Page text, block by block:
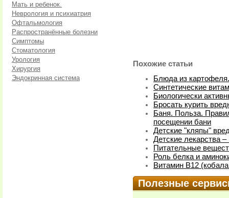
Мать и ребенок.
Неврология и психиатрия
Офтальмология
Распространённые болезни
Симптомы
Стоматология
Урология
Хирургия
Эндокринная система
Похожие статьи
Блюда из
Синтетические
Биологически
Бросать курить
Баня. Польза.
посещении бани
Детские "кляпы"
Детские лекарства
Питательные
Роль белка и
Витамин В12
Полезные